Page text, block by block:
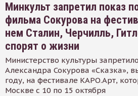
Минкульт запретил показ
фильма Сокурова на
нем Сталин, Черчилль,
спорят о жизни
Министерство культуры
Александра Сокурова «Сказка»,
году, на фестивале КАРО.Арт,
Москве с 10 по 15 октября